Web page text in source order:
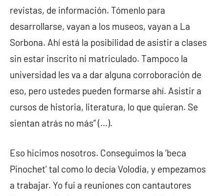
revistas, de información. Tómenlo para
desarrollarse, vayan a los museos, vayan a La
Sorbona. Ahí está la posibilidad de asistir a clases
sin estar inscrito ni matriculado. Tampoco la
universidad les va a dar alguna corroboración de
eso, pero ustedes pueden formarse ahí. Asistir a
cursos de historia, literatura, lo que quieran. Se
sientan atrás no más” (…).
Eso hicimos nosotros. Conseguimos la ‘beca
Pinochet’ tal como lo decía Volodia, y empezamos
a trabajar. Yo fui a reuniones con cantautores